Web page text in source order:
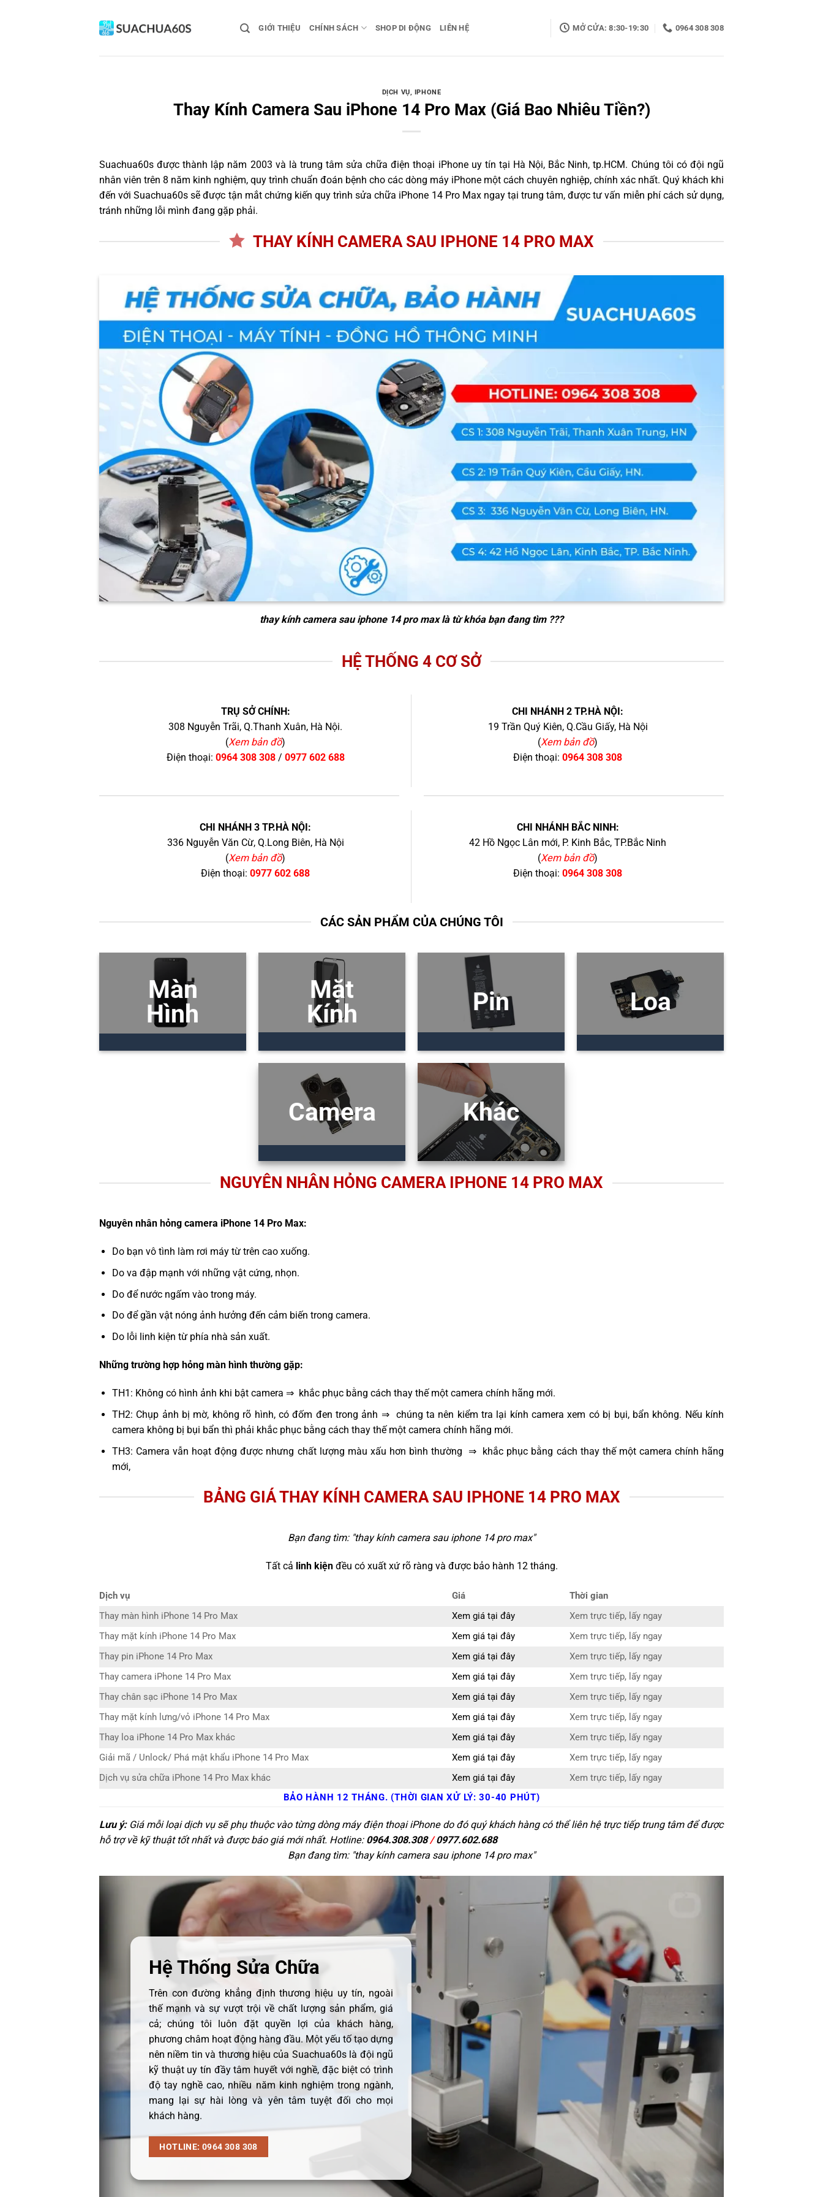
GIỚI THIỆU CHÍNH SÁCH SHOP DI ĐỘNG LIÊN HỆ MỞ CỬA: 8:30-19:30 0964 308 308
DỊCH VỤ, IPHONE
Thay Kính Camera Sau iPhone 14 Pro Max (Giá Bao Nhiêu Tiền?)
Suachua60s được thành lập năm 2003 và là trung tâm sửa chữa điện thoại iPhone uy tín tại Hà Nội, Bắc Ninh, tp.HCM. Chúng tôi có đội ngũ
nhân viên trên 8 năm kinh nghiệm, quy trình chuẩn đoán bệnh cho các dòng máy iPhone một cách chuyên nghiệp, chính xác nhất. Quý khách khi
đến với Suachua60s sẽ được tận mắt chứng kiến quy trình sửa chữa iPhone 14 Pro Max ngay tại trung tâm, được tư vấn miễn phí cách sử dụng,
tránh những lỗi mình đang gặp phải.
THAY KÍNH CAMERA SAU IPHONE 14 PRO MAX
thay kính camera sau iphone 14 pro maxlà từ khóa bạn đang tìm ???
HỆ THỐNG 4 CƠ SỞ
TRỤ SỞ CHÍNH:
308 Nguyễn Trãi, Q.Thanh Xuân, Hà Nội.
(Xem bản đồ)
Điện thoại: 0964 308 308/ 0977 602 688
CHI NHÁNH 2 TP.HÀ NỘI:
19 Trần Quý Kiên, Q.Cầu Giấy, Hà Nội
(Xem bản đồ)
Điện thoại: 0964 308 308
CHI NHÁNH 3 TP.HÀ NỘI:
336 Nguyễn Văn Cừ, Q.Long Biên, Hà Nội
(Xem bản đồ)
Điện thoại: 0977 602 688
CHI NHÁNH BẮC NINH:
42 Hồ Ngọc Lân mới, P. Kinh Bắc, TP.Bắc Ninh
(Xem bản đồ)
Điện thoại: 0964 308 308
CÁC SẢN PHẨM CỦA CHÚNG TÔI
Màn
Hình
Mặt
Kính
Pin Loa
Camera Khác
NGUYÊN NHÂN HỎNG CAMERA IPHONE 14 PRO MAX
Nguyên nhân hỏng camera iPhone 14 Pro Max:
Do bạn vô tình làm rơi máy từ trên cao xuống.
Do va đập mạnh với những vật cứng, nhọn.
Do để nước ngấm vào trong máy.
Do để gần vật nóng ảnh hưởng đến cảm biến trong camera.
Do lỗi linh kiện từ phía nhà sản xuất.
Những trường hợp hỏng màn hình thường gặp:
TH1: Không có hình ảnh khi bật camera ⇒ khắc phục bằng cách thay thế một camera chính hãng mới.
TH2: Chụp ảnh bị mờ, không rõ hình, có đốm đen trong ảnh ⇒ chúng ta nên kiểm tra lại kính camera xem có bị bụi, bẩn không. Nếu kính
camera không bị bụi bẩn thì phải khắc phục bằng cách thay thế một camera chính hãng mới.
TH3: Camera vẫn hoạt động được nhưng chất lượng màu xấu hơn bình thường ⇒ khắc phục bằng cách thay thế một camera chính hãng
mới,
BẢNG GIÁ THAY KÍNH CAMERA SAU IPHONE 14 PRO MAX
Bạn đang tìm: "thay kính camera sau iphone 14 pro max"
Tất cả linh kiệnđều có xuất xứ rõ ràng và được bảo hành 12 tháng.
Dịch vụ Giá
Thời gian
Thay màn hình iPhone 14 Pro Max
Xem giá tại đây
Xem trực tiếp, lấy ngay
Thay mặt kính iPhone 14 Pro Max
Xem giá tại đây
Xem trực tiếp, lấy ngay
Thay pin iPhone 14 Pro Max
Xem giá tại đây
Xem trực tiếp, lấy ngay
Thay camera iPhone 14 Pro Max
Xem giá tại đây
Xem trực tiếp, lấy ngay
Thay chân sạc iPhone 14 Pro Max
Xem giá tại đây
Xem trực tiếp, lấy ngay
Thay mặt kính lưng/vỏ iPhone 14 Pro Max
Xem giá tại đây
Xem trực tiếp, lấy ngay
Thay loa iPhone 14 Pro Max khác
Xem giá tại đây
Xem trực tiếp, lấy ngay
Giải mã / Unlock/ Phá mật khẩu iPhone 14 Pro Max
Xem giá tại đây
Xem trực tiếp, lấy ngay
Dịch vụ sửa chữa iPhone 14 Pro Max khác
Xem giá tại đây
Xem trực tiếp, lấy ngay
BẢO HÀNH 12 THÁNG. (THỜI GIAN XỬ LÝ: 30-40 PHÚT)
Lưu ý:Giá mỗi loại dịch vụ sẽ phụ thuộc vào từng dòng máy điện thoại iPhone do đó quý khách hàng có thể liên hệ trực tiếp trung tâm để được
hỗ trợ về kỹ thuật tốt nhất và được báo giá mới nhất. Hotline: 0964.308.308/0977.602.688
Bạn đang tìm: "thay kính camera sau iphone 14 pro max"
Hệ Thống Sửa Chữa
Trên con đường khẳng định thương hiệu uy tín, ngoài
thế mạnh và sự vượt trội về chất lượng sản phẩm, giá
cả; chúng tôi luôn đặt quyền lợi của khách hàng,
phương châm hoạt động hàng đầu. Một yếu tố tạo dựng
nên niềm tin và thương hiệu của Suachua60s là đội ngũ
kỹ thuật uy tín đầy tâm huyết với nghề, đặc biệt có trình
độ tay nghề cao, nhiều năm kinh nghiệm trong ngành,
mang lại sự hài lòng và yên tâm tuyệt đối cho mọi
khách hàng.
HOTLINE: 0964 308 308